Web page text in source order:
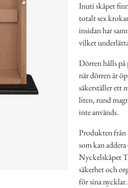
Inuti skåpet
totalt sex
insidan har
vilket
Dörren hålls på
när dörren är
säkerställer ett
liten, rund
inte används.
Produkten från
som kan
Nyckelskåpet
säkerhet och
för sina nycklar.